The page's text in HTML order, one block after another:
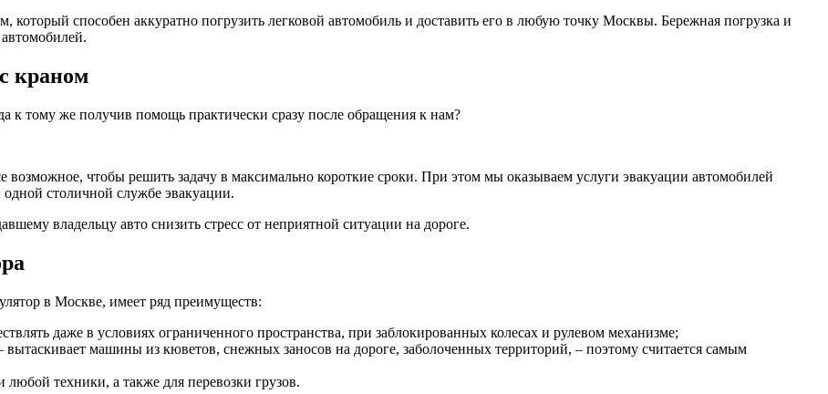
способен аккуратно погрузить легковой автомобиль и доставить его в любую точку Москвы. Бережная погрузка и
краном
к тому же получив помощь практически сразу после обращения к нам?
возможное, чтобы решить задачу в максимально короткие сроки. При этом мы оказываем услуги эвакуации автомобилей
столичной службе эвакуации.
владельцу авто снизить стресс от неприятной ситуации на дороге.
в Москве, имеет ряд преимуществ:
даже в условиях ограниченного пространства, при заблокированных колесах и рулевом механизме;
машины из кюветов, снежных заносов на дороге, заболоченных территорий, – поэтому считается самым
техники, а также для перевозки грузов.